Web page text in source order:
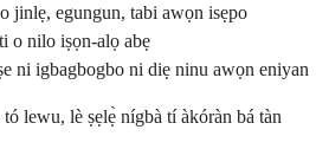
jinlẹ, egungun, tabi awọn isẹpo
o nilo iṣọn-alọ abẹ
ni igbagbogbo ni diẹ ninu awọn eniyan
lewu, lè ṣẹlẹ̀ nígbà tí àkóràn bá tàn